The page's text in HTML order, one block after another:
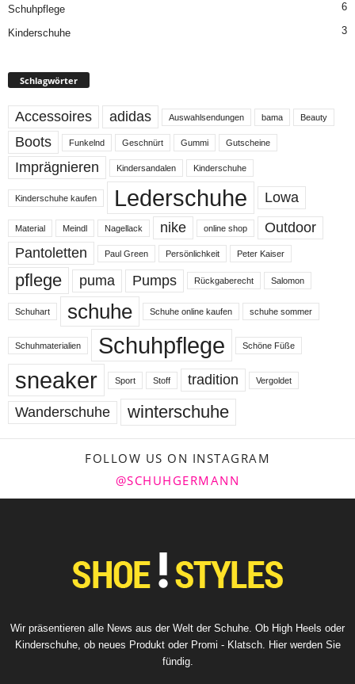
Schuhpflege 6
Kinderschuhe 3
Schlagwörter
Accessoires adidas Auswahlsendungen bama Beauty
Boots Funkelnd Geschnürt Gummi Gutscheine
Imprägnieren Kindersandalen Kinderschuhe
Kinderschuhe kaufen Lederschuhe Lowa
Material Meindl Nagellack nike online shop
Outdoor
Pantoletten
Paul Green Persönlichkeit Peter Kaiser
pflege puma Pumps Rückgaberecht Salomon
Schuhart schuhe Schuhe online kaufen schuhe sommer
Schuhmaterialien Schuhpflege Schöne Füße
sneaker Sport Stoff tradition Vergoldet
Wanderschuhe winterschuhe
FOLLOW US ON INSTAGRAM
@SCHUHGERMANN
Wir präsentieren alle News aus der Welt der Schuhe. Ob High Heels oder
Kinderschuhe, ob neues Produkt oder Promi - Klatsch. Hier werden Sie
fündig.